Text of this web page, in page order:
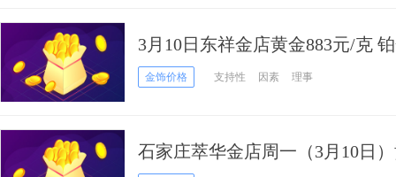
3月10日东祥金店黄金883元/克
金饰价格 支持性 因素 理事
石家庄萃华金店周一（3月10日